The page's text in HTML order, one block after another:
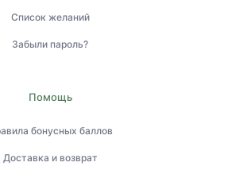
Список желаний
Забыли пароль?
Помощь
бонусных баллов
Доставка и возврат